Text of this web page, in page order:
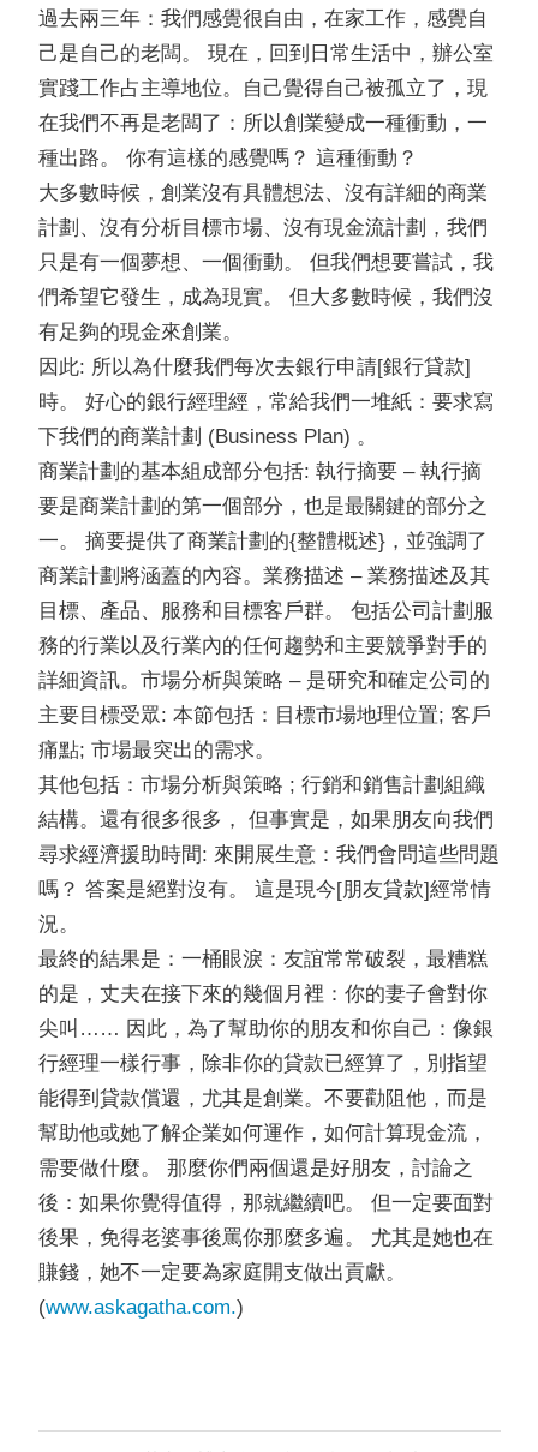
過去兩三年：我們感覺很自由，在家工作，感覺自
己是自己的老闆。 現在，回到日常生活中，辦公室
實踐工作占主導地位。自己覺得自己被孤立了，現
在我們不再是老闆了：所以創業變成一種衝動，一
種出路。 你有這樣的感覺嗎？ 這種衝動？
大多數時候，創業沒有具體想法、沒有詳細的商業
計劃、沒有分析目標市場、沒有現金流計劃，我們
只是有一個夢想、一個衝動。
但我們想要嘗試，我
們希望它發生，成為現實。 但大多數時候，我們沒
有足夠的現金來創業。
因此: 所以為什麼我們每次去銀行申請[銀行貸款]
時。 好心的銀行經理經，常給我們一堆紙：要求寫
下我們的商業計劃 (Business Plan) 。
商業計劃的基本組成部分包括: 執行摘要 – 執行摘
要是商業計劃的第一個部分，也是最關鍵的部分之
一。 摘要提供了商業計劃的{整體概述}，並強調了
商業計劃將涵蓋的內容。業務描述 – 業務描述及其
目標、產品、服務和目標客戶群。 包括公司計劃服
務的行業以及行業內的任何趨勢和主要競爭對手的
詳細資訊。市場分析與策略 – 是研究和確定公司的
主要目標受眾: 本節包括：目標市場地理位置; 客戶
痛點; 市場最突出的需求。
其他包括：市場分析與策略 ; 行銷和銷售計劃組織
結構。還有很多很多， 但事實是，如果朋友向我們
尋求經濟援助時間: 來開展生意：我們會問這些問題
嗎？ 答案是絕對沒有。 這是現今[朋友貸款]經常情
況。
最終的結果是：一桶眼淚：友誼常常破裂，最糟糕
的是，丈夫在接下來的幾個月裡：你的妻子會對你
尖叫…… 因此，為了幫助你的朋友和你自己：像銀
行經理一樣行事，除非你的貸款已經算了，別指望
能得到貸款償還，尤其是創業。不要勸阻他，而是
幫助他或她了解企業如何運作，如何計算現金流，
需要做什麼。 那麼你們兩個還是好朋友，討論之
後：如果你覺得值得，那就繼續吧。 但一定要面對
後果，免得老婆事後罵你那麼多遍。 尤其是她也在
賺錢，她不一定要為家庭開支做出貢獻。
(www.askagatha.com.)